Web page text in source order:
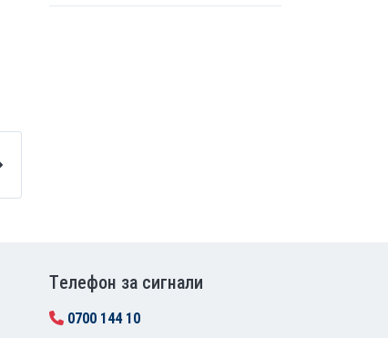
Tелефон за сигнали
0700 144 10